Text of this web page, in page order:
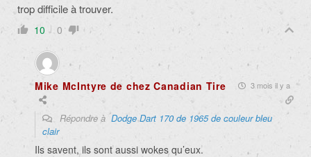
trop difficile à trouver.
10 0
Mike McIntyre de chez Canadian Tire 3 mois il y a
Répondre àDodge Dart 170 de 1965 de couleur bleu
clair
Ils savent, ils sont aussi wokes qu’eux.